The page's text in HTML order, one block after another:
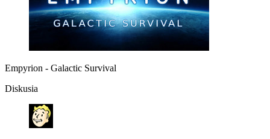
Empyrion - Galactic Survival
Diskusia